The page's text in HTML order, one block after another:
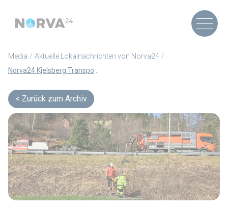
Media
Aktuelle Lokalnachrichten von Norva24
Zurück zum Archiv